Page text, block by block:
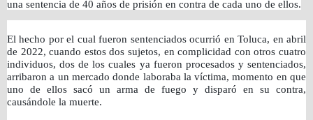
una sentencia de 40 años de prisión en contra de cada uno de ellos.
El hecho por el cual fueron sentenciados ocurrió en Toluca, en abril
de 2022, cuando estos dos sujetos, en complicidad con otros cuatro
individuos, dos de los cuales ya fueron procesados y sentenciados,
arribaron a un mercado donde laboraba la víctima, momento en que
uno de ellos sacó un arma de fuego y disparó en su contra,
causándole la muerte.